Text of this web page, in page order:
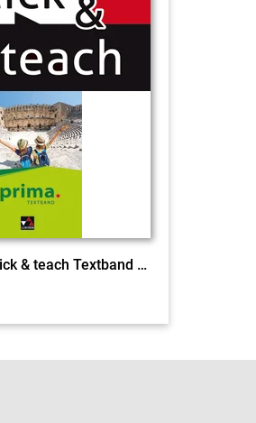
prima. click & teach Textband EL